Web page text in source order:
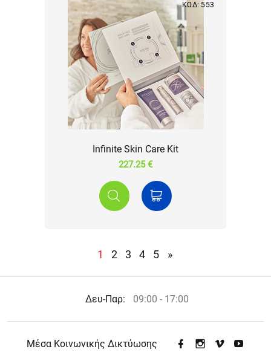
Infinite Skin Care Kit
227.25 €
ΚΩΔ: 553
1 (current)
2 3 4 5 »
Δευ-Παρ: 09:00 - 17:00
Μέσα Κοινωνικής Δικτύωσης